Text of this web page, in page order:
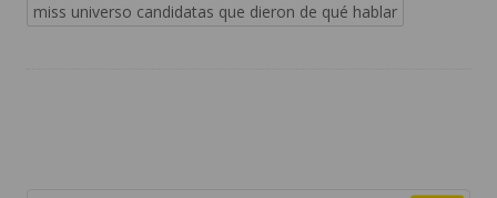
miss universo candidatas que dieron de qué hablar